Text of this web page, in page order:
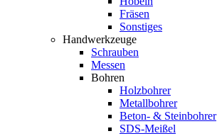
Fräsen
Sonstiges
Handwerkzeuge
Schrauben
Messen
Bohren
Holzbohrer
Metallbohrer
Beton- & Steinbohrer
SDS-Meißel